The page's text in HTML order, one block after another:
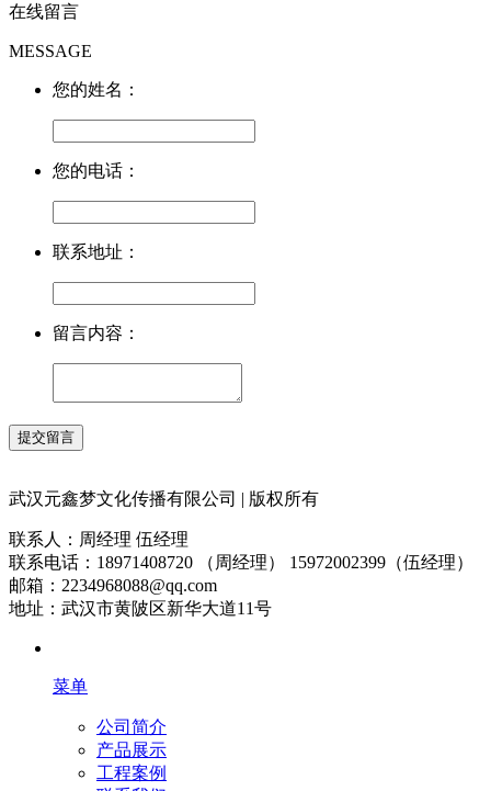
在线留言
MESSAGE
您的姓名：
您的电话：
联系地址：
留言内容：
武汉元鑫梦文化传播有限公司 | 版权所有
联系人：周经理 伍经理
联系电话：18971408720 （周经理） 15972002399（伍经理）
邮箱：2234968088@qq.com
地址：武汉市黄陂区新华大道11号
菜单
公司简介
产品展示
工程案例